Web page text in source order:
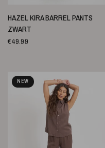
SCHNELLANSICHT
HAZEL KIRA BARREL PANTS
ZWART
€49.99
NEW